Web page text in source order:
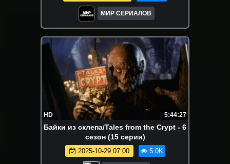
МИР СЕРИАЛОВ
HD 5:44:27
Байки из склепа/Tales from the Crypt - 6
сезон (15 серии)
2025-10-29 07:00 5.0K